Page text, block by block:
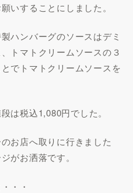
いすることにしました。
ハンバーグのソースはデミ
トマトクリームソースの３
でトマトクリームソースを
は税込1,080円でした。
お店へ取りに行きました
がお洒落です。
・・